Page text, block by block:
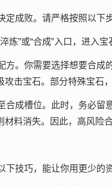
定成败。请严格按照以下
炼”或“合成”入口，进入
方。你需要选择想要合
击宝石。部分特殊宝
合成槽位。此时，务必
料消失。因此，高风险
下技巧，能让你用更少的